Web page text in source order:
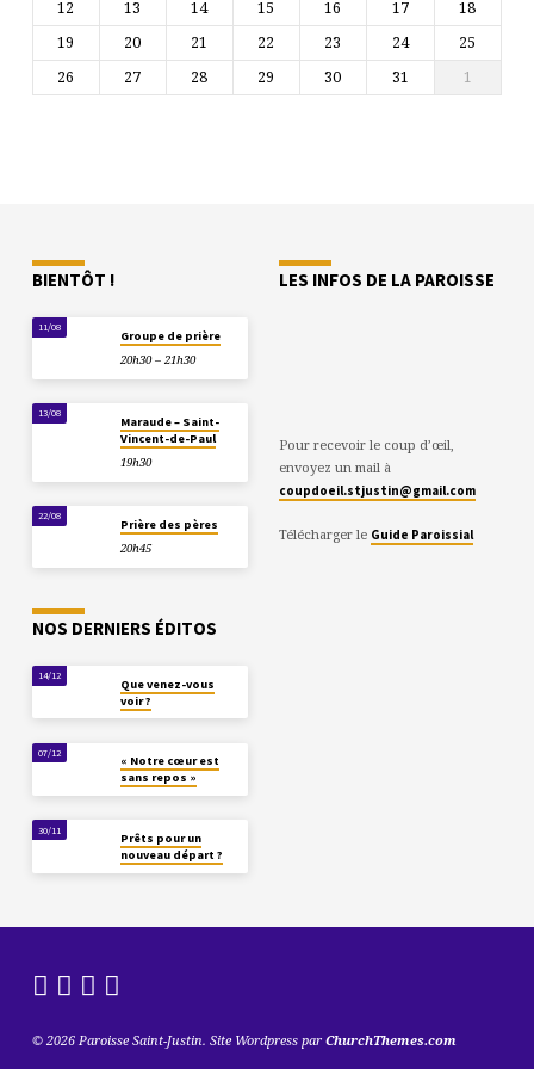
12
13 14 15 16 17
18
19
20 21 22 23 24
25
26
27 28 29 30 31 1
BIENTÔT !
11/08
Groupe de prière
20h30 – 21h30
13/08
Maraude – Saint-
Vincent-de-Paul
19h30
22/08
Prière des pères
20h45
LES INFOS DE LA PAROISSE
Pour recevoir le coup d’œil,
envoyez un mail à
coupdoeil.stjustin@gmail.com
Télécharger le Guide Paroissial
NOS DERNIERS ÉDITOS
14/12
Que venez-vous
voir ?
07/12
« Notre cœur est
sans repos »
30/11
Prêts pour un
nouveau départ ?
© 2026 Paroisse Saint-Justin. Site Wordpress par ChurchThemes.com